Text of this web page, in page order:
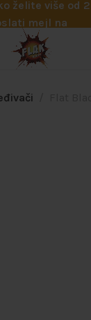
želite više od
mejl na
sa
nas možete
odabira.